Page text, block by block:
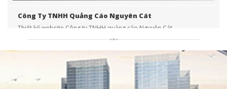
Công Ty TNHH Quảng Cáo Nguyên Cát
Thiết kế website Công ty TNHH quảng cáo Nguyên Cát